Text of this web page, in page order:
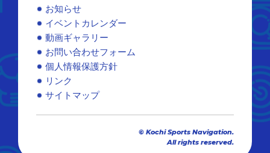
お知らせ
イベントカレンダー
動画ギャラリー
お問い合わせフォーム
個人情報保護方針
リンク
サイトマップ
© Kochi Sports Navigation.
All rights reserved.